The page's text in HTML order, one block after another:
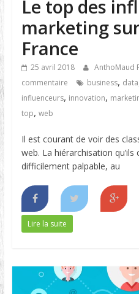
Le top des
marketing
France
25 avril 2018 AnthoMaud
commentaire
business, data
influenceurs, innovation,
top, web
Il est courant de voir des
web. La hiérarchisation
difficilement palpable, au
Lire la suite